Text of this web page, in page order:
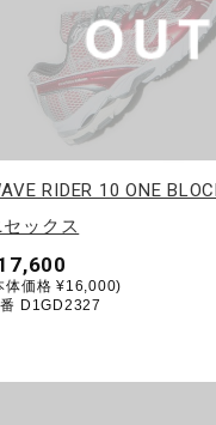
RIDER 10 ONE
セックス
体価格 ¥16,000)
D1GD2327